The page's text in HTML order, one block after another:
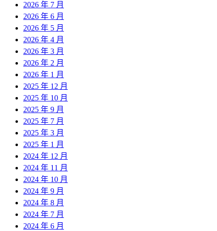
2026 年 7 月
2026 年 6 月
2026 年 5 月
2026 年 4 月
2026 年 3 月
2026 年 2 月
2026 年 1 月
2025 年 12 月
2025 年 10 月
2025 年 9 月
2025 年 7 月
2025 年 3 月
2025 年 1 月
2024 年 12 月
2024 年 11 月
2024 年 10 月
2024 年 9 月
2024 年 8 月
2024 年 7 月
2024 年 6 月